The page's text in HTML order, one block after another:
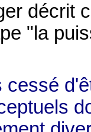
décrit
"la
cessé